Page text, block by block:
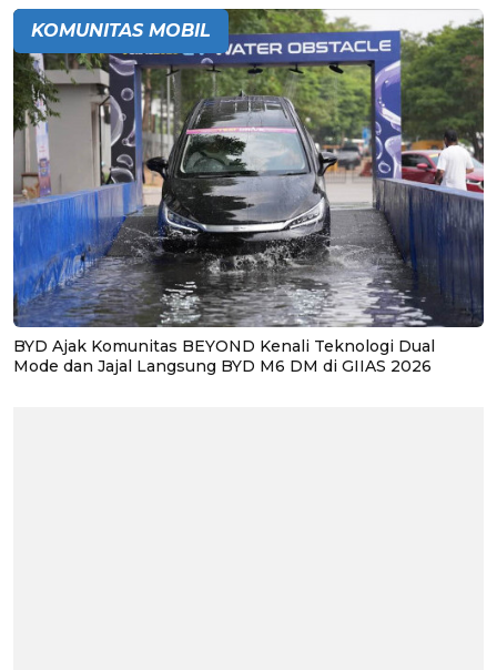
KOMUNITAS MOBIL
BYD Ajak Komunitas BEYOND Kenali Teknologi Dual
Mode dan Jajal Langsung BYD M6 DM di GIIAS 2026